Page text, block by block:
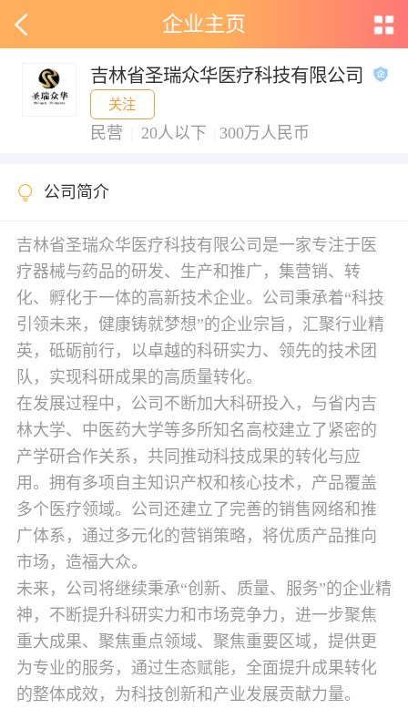
企业主页
吉林省圣瑞众华医疗科技有限公司
关注
民营 20人以下 300万人民币
公司简介
吉林省圣瑞众华医疗科技有限公司是一家专注于医
疗器械与药品的研发、生产和推广，集营销、转
化、孵化于一体的高新技术企业。公司秉承着“科技
引领未来，健康铸就梦想”的企业宗旨，汇聚行业精
英，砥砺前行，以卓越的科研实力、领先的技术团
队，实现科研成果的高质量转化。
在发展过程中，公司不断加大科研投入，与省内吉
林大学、中医药大学等多所知名高校建立了紧密的
产学研合作关系，共同推动科技成果的转化与应
用。拥有多项自主知识产权和核心技术，产品覆盖
多个医疗领域。公司还建立了完善的销售网络和推
广体系，通过多元化的营销策略，将优质产品推向
市场，造福大众。
未来，公司将继续秉承“创新、质量、服务”的企业精
神，不断提升科研实力和市场竞争力，进一步聚焦
重大成果、聚焦重点领域、聚焦重要区域，提供更
为专业的服务，通过生态赋能，全面提升成果转化
的整体成效，为科技创新和产业发展贡献力量。